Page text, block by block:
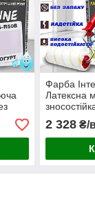
Фарба
Латексна
запаху для
Skyline
2 328₴/